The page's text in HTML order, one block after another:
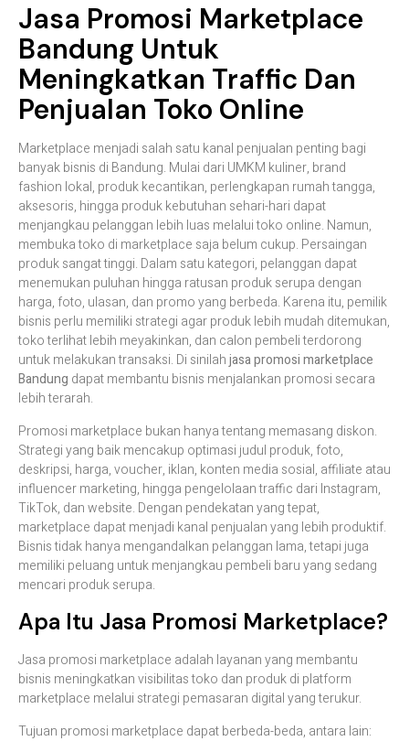
Jasa Promosi Marketplace
Bandung Untuk
Meningkatkan Traffic Dan
Penjualan Toko Online
Marketplace menjadi salah satu kanal penjualan penting bagi
banyak bisnis di Bandung. Mulai dari UMKM kuliner, brand
fashion lokal, produk kecantikan, perlengkapan rumah tangga,
aksesoris, hingga produk kebutuhan sehari-hari dapat
menjangkau pelanggan lebih luas melalui toko online. Namun,
membuka toko di marketplace saja belum cukup. Persaingan
produk sangat tinggi. Dalam satu kategori, pelanggan dapat
menemukan puluhan hingga ratusan produk serupa dengan
harga, foto, ulasan, dan promo yang berbeda. Karena itu, pemilik
bisnis perlu memiliki strategi agar produk lebih mudah ditemukan,
toko terlihat lebih meyakinkan, dan calon pembeli terdorong
untuk melakukan transaksi. Di sinilahjasa promosi marketplace
Bandung dapat membantu bisnis menjalankan promosi secara
lebih terarah.
Promosi marketplace bukan hanya tentang memasang diskon.
Strategi yang baik mencakup optimasi judul produk, foto,
deskripsi, harga, voucher, iklan, konten media sosial, affiliate atau
influencer marketing, hingga pengelolaan traffic dari Instagram,
TikTok, dan website. Dengan pendekatan yang tepat,
marketplace dapat menjadi kanal penjualan yang lebih produktif.
Bisnis tidak hanya mengandalkan pelanggan lama, tetapi juga
memiliki peluang untuk menjangkau pembeli baru yang sedang
mencari produk serupa.
Apa Itu Jasa Promosi Marketplace?
Jasa promosi marketplace adalah layanan yang membantu
bisnis meningkatkan visibilitas toko dan produk di platform
marketplace melalui strategi pemasaran digital yang terukur.
Tujuan promosi marketplace dapat berbeda-beda, antara lain: